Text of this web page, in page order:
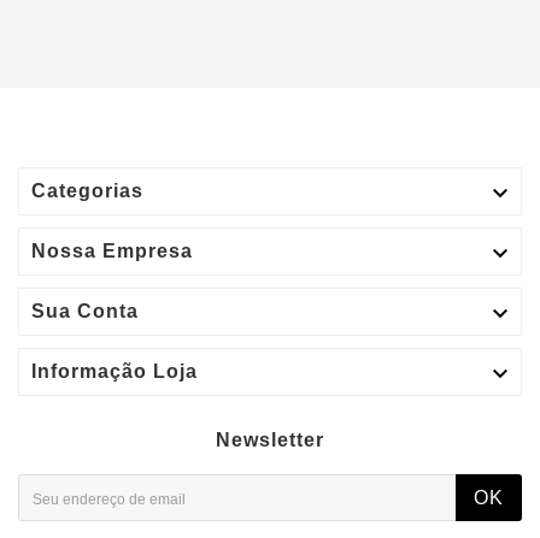
Categorias 
Nossa Empresa 
Sua Conta 
Informação Loja 
Newsletter
OK